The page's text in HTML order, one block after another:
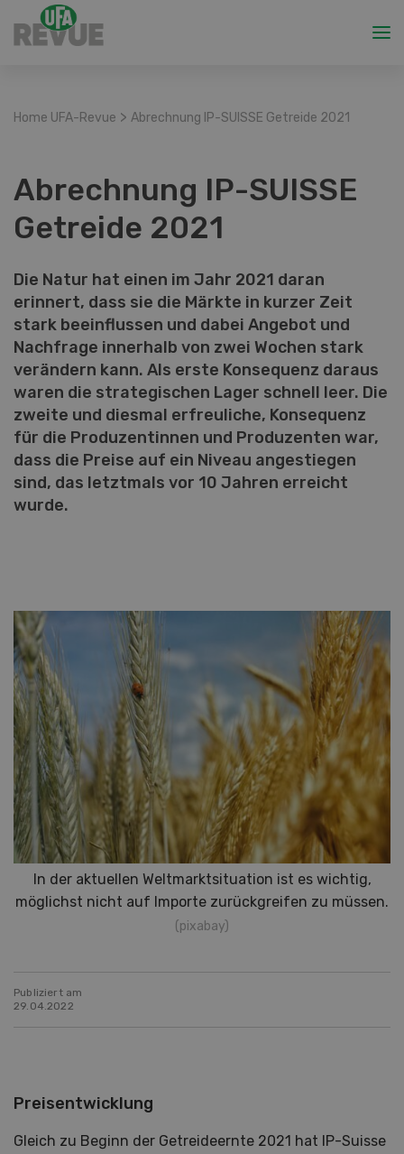
Home UFA-Revue > Abrechnung IP-SUISSE Getreide 2021
Abrechnung IP-SUISSE
Getreide 2021
Die Natur hat einen im Jahr 2021 daran
erinnert, dass sie die Märkte in kurzer Zeit
stark beeinflussen und dabei Angebot und
Nachfrage innerhalb von zwei Wochen stark
verändern kann. Als erste Konsequenz daraus
waren die strategischen Lager schnell leer. Die
zweite und diesmal erfreuliche, Konsequenz
für die Produzentinnen und Produzenten war,
dass die Preise auf ein Niveau angestiegen
sind, das letztmals vor 10 Jahren erreicht
wurde.
In der aktuellen Weltmarktsituation ist es wichtig,
möglichst nicht auf Importe zurückgreifen zu müssen.
(pixabay)
Publiziert am
29.04.2022
Preisentwicklung
Gleich zu Beginn der Getreideernte 2021 hat IP-Suisse